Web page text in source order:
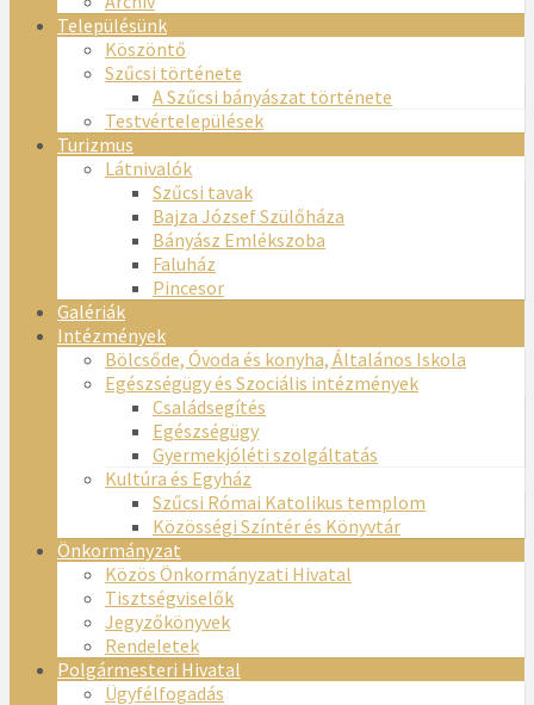
Településünk
Köszöntő
Szűcsi története
A Szűcsi bányászat története
Testvértelepülések
Turizmus
Látnivalók
Szűcsi tavak
Bajza József Szülőháza
Bányász Emlékszoba
Faluház
Pincesor
Galériák
Intézmények
Bölcsőde, Óvoda és konyha, Általános Iskola
Egészségügy és Szociális intézmények
Családsegítés
Egészségügy
Gyermekjóléti szolgáltatás
Kultúra és Egyház
Szűcsi Római Katolikus templom
Közösségi Színtér és Könyvtár
Önkormányzat
Közös Önkormányzati Hivatal
Tisztségviselők
Jegyzőkönyvek
Rendeletek
Polgármesteri Hivatal
Ügyfélfogadás